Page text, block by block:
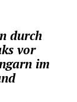
durch
vor
im